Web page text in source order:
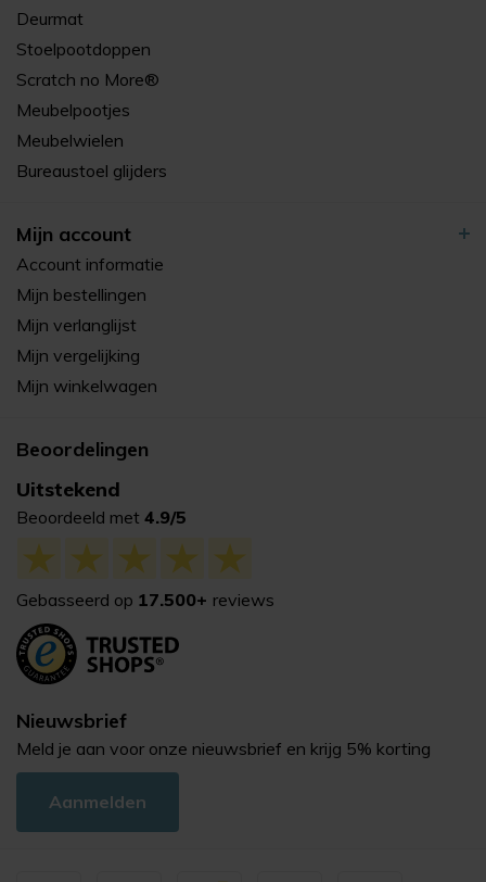
Deurmat
Stoelpootdoppen
Scratch no More®
Meubelpootjes
Meubelwielen
Bureaustoel glijders
Mijn account
Account informatie
Mijn bestellingen
Mijn verlanglijst
Mijn vergelijking
Mijn winkelwagen
Beoordelingen
Uitstekend
Beoordeeld met 4.9/5
Gebasseerd op 17.500+ reviews
Nieuwsbrief
Meld je aan voor onze nieuwsbrief en krijg 5% korting
Aanmelden